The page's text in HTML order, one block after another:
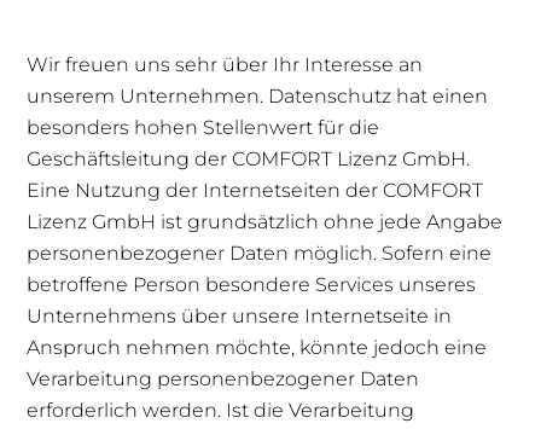
Wir freuen uns sehr über Ihr Interesse an
unserem Unternehmen. Datenschutz hat einen
besonders hohen Stellenwert für die
Geschäftsleitung der COMFORT Lizenz GmbH.
Eine Nutzung der Internetseiten der COMFORT
Lizenz GmbH ist grundsätzlich ohne jede Angabe
personenbezogener Daten möglich. Sofern eine
betroffene Person besondere Services unseres
Unternehmens über unsere Internetseite in
Anspruch nehmen möchte, könnte jedoch eine
Verarbeitung personenbezogener Daten
erforderlich werden. Ist die Verarbeitung